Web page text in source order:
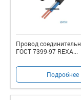
Провод
ГОСТ 7399-97 REXA...
Подробнее